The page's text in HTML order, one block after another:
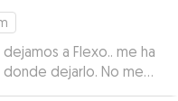
a Flexo.. me ha
dejarlo. No me
lo pasa mal en ellas. Le